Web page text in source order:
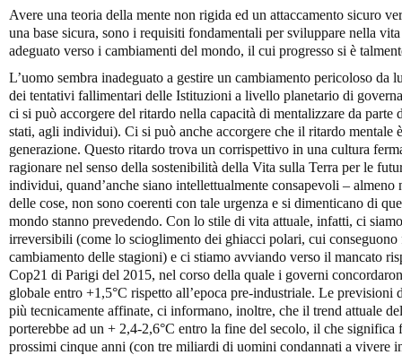
Avere una teoria della mente non rigida ed un attaccamento sicuro
una base sicura, sono i requisiti fondamentali per sviluppare nella
adeguato verso i cambiamenti del mondo, il cui progresso si è
L’uomo sembra inadeguato a gestire un cambiamento pericoloso da
dei tentativi fallimentari delle Istituzioni a livello planetario di
ci si può accorgere del ritardo nella capacità di mentalizzare da
stati, agli individui). Ci si può anche accorgere che il ritardo mentale
generazione. Questo ritardo trova un corrispettivo in una cultura
ragionare nel senso della sostenibilità della Vita sulla Terra per le
individui, quand’anche siano intellettualmente consapevoli – almeno
delle cose, non sono coerenti con tale urgenza e si dimenticano di
mondo stanno prevedendo. Con lo stile di vita attuale, infatti, ci
irreversibili (come lo scioglimento dei ghiacci polari, cui
cambiamento delle stagioni) e ci stiamo avviando verso il mancato
Cop21 di Parigi del 2015, nel corso della quale i governi
globale entro +1,5°C rispetto all’epoca pre-industriale. Le previsioni
più tecnicamente affinate, ci informano, inoltre, che il trend attuale
porterebbe ad un + 2,4-2,6°C entro la fine del secolo, il che
prossimi cinque anni (con tre miliardi di uomini condannati a vivere